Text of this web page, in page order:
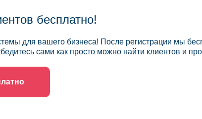
бесплатно!
для вашего бизнеса! После регистрации мы
сами как просто можно найти клиентов и